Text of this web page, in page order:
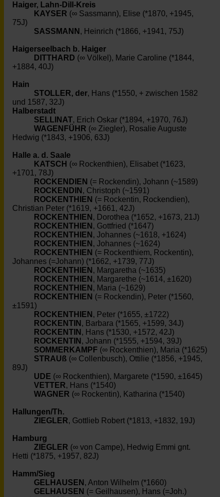
Haiger, Lahn-Dill-Kreis
KAYSER (∞ Sassmann), Elise (*1870, +1945,
75J)
SASSMANN , Heinrich (*1866, +1941, 75J)
Haigerseelbach b. Haiger
DITTHARD (∞ Völkel), Marie Caroline (*1844,
+1884, 40J)
Hain
STOLLER, der, Hans (*1550, + zwischen 1582
und 1587, 32J)
Halberstadt
SELLINAT, Erich Oskar (*1894, +1970, 76J)
WAGENFÜHR (∞ Ziegler), Rosalie Auguste
Hedwig (*1843, +1906, 63J)
Halle a. d. Saale
KATSCH (∞ Rockenthien), Elisabet (*1623,
+1701, 78J)
ROCKENDIEN (= Rockendin), Johann (~1589)
ROCKENDIN , Christoph (~1591)
ROCKENTHIEN (= Rockentin, Rockendien),
Christian Peter (*1619, +1661, 42J)
ROCKENTHIEN , Dorothea (*1652, +1673, 21J)
ROCKENTHIEN , Gottfried (*1647)
ROCKENTHIEN , Johannes (~1618, +1624)
ROCKENTHIEN , Johannes (~1624)
ROCKENTHIEN (= Rockenthiem, Rockentin),
Johannes (=Johann) (*1662, +1739, 77J)
ROCKENTHIEN , Margaretha (~1635)
ROCKENTHIEN , Margarethe (~1614, ±1620)
ROCKENTHIEN , Maria (~1629)
ROCKENTHIEN (= Rockendin), Peter (*1560,
±1591)
ROCKENTHIEN , Peter (*1655, ±1722)
ROCKENTIN , Barbara (*1565, +1599, 34J)
ROCKENTIN , Hans (*1530, +1572, 42J)
ROCKENTIN , Johann (*1555, +1594, 39J)
SOMMERKAMPF (∞ Rockenthien), Maria (*1625)
STRAUß (∞ Collenbusch), Ottilie (*1856, +1945,
89J)
UDE (∞ Rockenthien), Margarete (*1590, ±1645)
VETTER, Hans (*1540)
WAGNER (∞ Rockentin), Katharina (*1540)
Hallungen/Th.
ZIEGLER, Gottlieb Robert (*1813, +1832, 19J)
Hamburg
ZIEGLER (∞ von Campe), Hedwig Emmi gnt.
Hetti (*1875, +1957, 82J)
Hamm/Sieg
GELHAUSEN , Anton Wilhelm (*1660)
GELHAUSEN (= Geilhausen), Hans (=Joh.)